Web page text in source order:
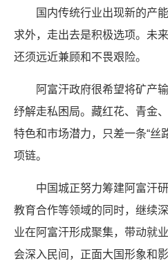
国内传统行业出现新的产
求外，走出去是积极选项。未
还须远近兼顾和不畏艰险。
阿富汗政府很希望将矿产
纾解走私困局。藏红花、青金
特色和市场潜力，只差一条“丝
项链。
中国城正努力筹建阿富汗
教育合作等领域的同时，继续
业在阿富汗形成聚集，带动就
会深入民间，正面大国形象和